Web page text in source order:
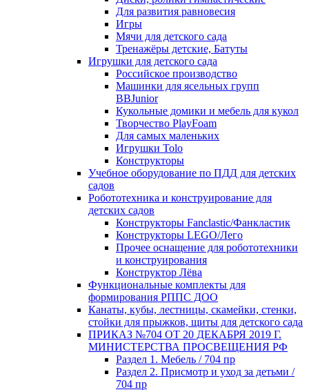
Для развития равновесия
Игры
Мячи для детского сада
Тренажёры детские, Батуты
Игрушки для детского сада
Российское производство
Машинки для ясельных групп
BBJunior
Кукольные домики и мебель для кукол
Творчество PlayFoam
Для самых маленьких
Игрушки Tolo
Конструкторы
Учебное оборудование по ПДД для детских
садов
Робототехника и конструирование для
детских садов
Конструкторы Fanclastic/Фанкластик
Конструкторы LEGO/Лего
Прочее оснащение для робототехники
и конструирования
Конструктор Лёва
Функциональные комплекты для
формирования РППС ДОО
Канаты, кубы, лестницы, скамейки, стенки,
стойки для прыжков, щиты для детского сада
ПРИКАЗ №704 ОТ 20 ДЕКАБРЯ 2019 Г.
МИНИСТЕРСТВА ПРОСВЕЩЕНИЯ РФ
Раздел 1. Мебель / 704 пр
Раздел 2. Присмотр и уход за детьми /
704 пр